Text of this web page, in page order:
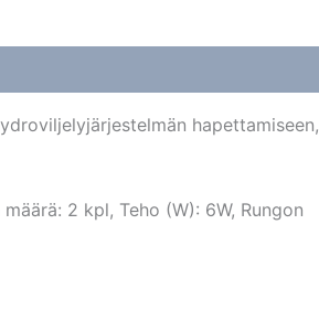
hapettamiseen,
2 kpl, Teho (W): 6W, Rungon